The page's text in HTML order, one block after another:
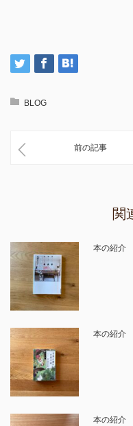
BLOG
前の記事
関
本の紹介
本の紹介
本の紹介